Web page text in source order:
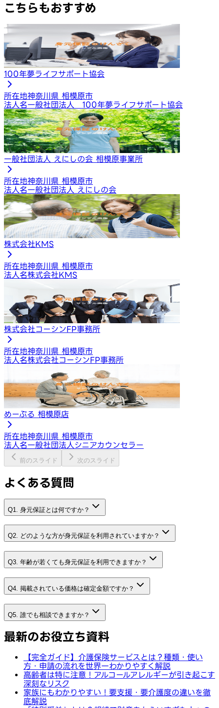
こちらもおすすめ
100年夢ライフサポート協会
所在地神奈川県 相模原市
法人名一般社団法人 100年夢ライフサポート協会
一般社団法人 えにしの会 相模原事業所
所在地神奈川県 相模原市
法人名一般社団法人 えにしの会
株式会社KMS
所在地神奈川県 相模原市
法人名株式会社KMS
株式会社コーシンFP事務所
所在地神奈川県 相模原市
法人名株式会社コーシンFP事務所
めーぷる 相模原店
所在地神奈川県 相模原市
法人名一般社団法人シニアカウンセラー
前のスライド 次のスライド
よくある質問
Q1. 身元保証とは何ですか？
Q2. どのような方が身元保証を利用されていますか？
Q3. 年齢が若くても身元保証を利用できますか？
Q4. 掲載されている価格は確定金額ですか？
Q5. 誰でも相談できますか？
最新のお役立ち資料
【完全ガイド】介護保険サービスとは？種類・使い
方・申請の流れを世界一わかりやすく解説
高齢者は特に注意！アルコールアレルギーが引き起こす
深刻なリスク
家族にもわかりやすい！要支援・要介護度の違いを徹
底解説